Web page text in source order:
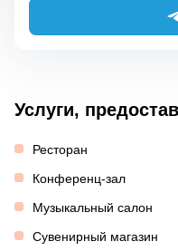
Услуги,
Ресторан
Конференц-зал
Музыкальный салон
Сувенирный магазин